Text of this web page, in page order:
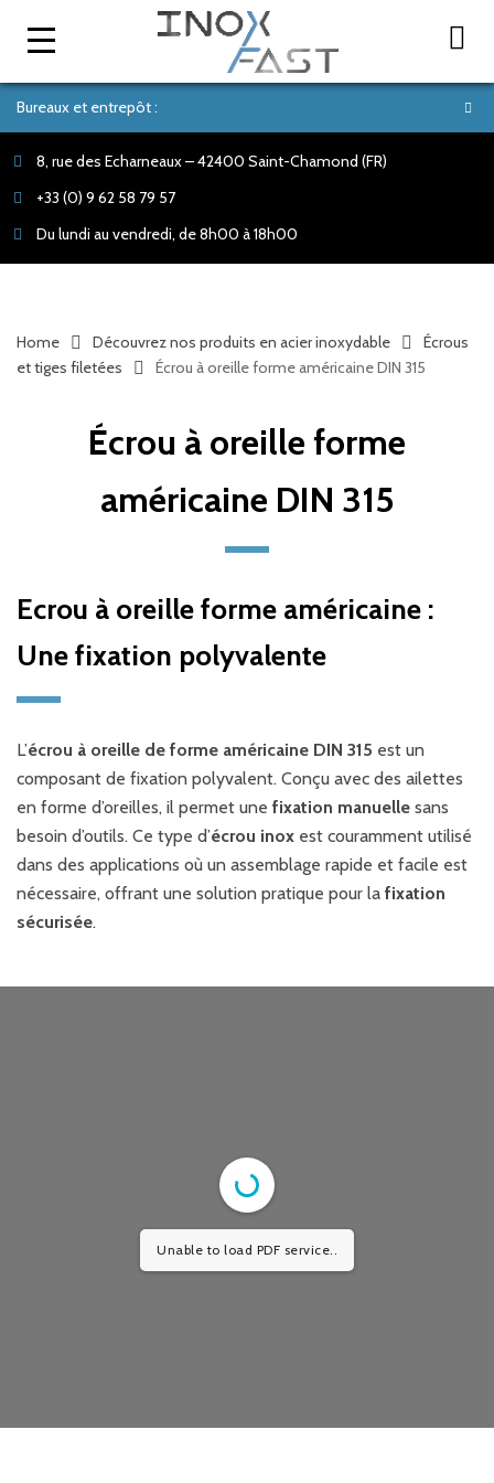
Bureaux et entrepôt :
8, rue des Echarneaux – 42400 Saint-Chamond (FR)
+33 (0) 9 62 58 79 57
Du lundi au vendredi, de 8h00 à 18h00
Home Découvrez nos produits en acier inoxydable
Écrous
et tiges filetées
Écrou à oreille forme américaine DIN 315
Écrou à oreille forme
américaine DIN 315
Ecrou à oreille forme américaine :
Une fixation polyvalente
L’écrou à oreille de forme américaine DIN 315 est un
composant de fixation polyvalent. Conçu avec des ailettes
en forme d’oreilles, il permet une fixation manuelle sans
besoin d’outils. Ce type d’écrou inox est couramment utilisé
dans des applications où un assemblage rapide et facile est
nécessaire, offrant une solution pratique pour la fixation
sécurisée.
Unable to load PDF service..